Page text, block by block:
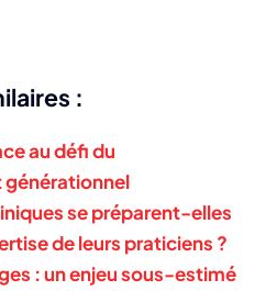
:
au défi du
générationnel
se préparent-elles
de leurs praticiens ?
: un enjeu sous-estimé